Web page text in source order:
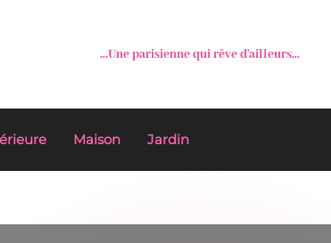
...Une parisienne qui rêve d'ailleurs...
Maison Jardin